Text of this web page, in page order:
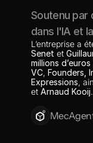
Soutenu par
dans l'IA et
L’entreprise a
Senet et
millions
VC, Founders,
Expressions,
et Arnaud Kooij.